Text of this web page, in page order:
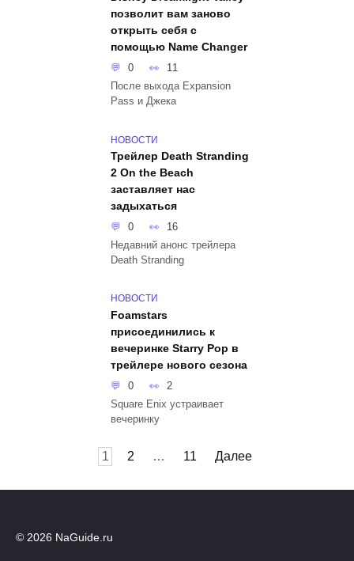
позволит вам заново
открыть себя с
помощью Name Changer
0
11
После выхода Expansion
Pass и Джека
НОВОСТИ
Трейлер Death Stranding
2 On the Beach
заставляет нас
задыхаться
0
16
Недавний анонс трейлера
Death Stranding
НОВОСТИ
Foamstars
присоединились к
вечеринке Starry Pop в
трейлере нового сезона
0
2
Square Enix устраивает
вечеринку
1 2 … 11 Далее
© 2026 NaGuide.ru